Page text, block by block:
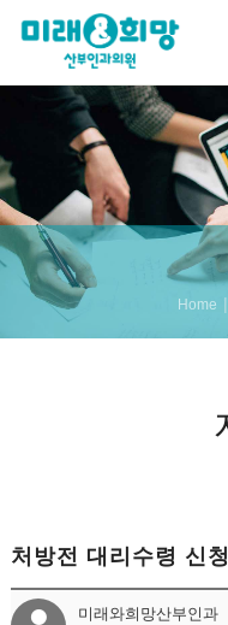
Home
처방전 대리수령 신
미래와희망산부인과